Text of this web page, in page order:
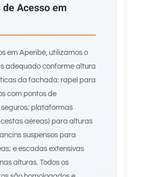
Acesso em
em Aperibé, utilizamos o
adequado conforme altura
da fachada: rapel para
com pontos de
plataformas
aéreas) para alturas
suspensos para
e escadas extensivas
alturas. Todos os